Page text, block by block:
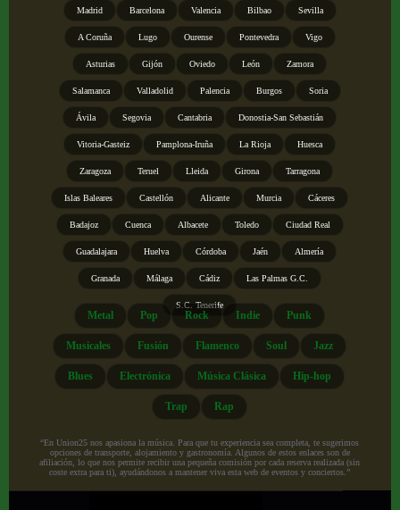
Madrid Barcelona Valencia Bilbao Sevilla
A Coruña Lugo Ourense Pontevedra Vigo
Asturias Gijón Oviedo León Zamora
Salamanca Valladolid Palencia Burgos Soria
Ávila Segovia Cantabria Donostia-San Sebastián
Vitoria-Gasteiz Pamplona-Iruña La Rioja Huesca
Zaragoza Teruel Lleida Girona Tarragona
Islas Baleares Castellón Alicante Murcia Cáceres
Badajoz Cuenca Albacete Toledo Ciudad Real
Guadalajara Huelva Córdoba Jaén Almería
Granada Málaga Cádiz Las Palmas G.C.
S.C. Tenerife
Metal Pop Rock Indie Punk
Musicales Fusión Flamenco Soul Jazz
Blues Electrónica Música Clásica Hip-hop
Trap Rap
“En Union25 nos apasiona la música. Para que tu experiencia sea completa, te sugerimos
opciones de transporte, alojamiento y gastronomía. Algunos de estos enlaces son de
afiliación, lo que nos permite recibir una pequeña comisión por cada reserva realizada (sin
coste extra para ti), ayudándonos a mantener viva esta web de eventos y conciertos.”